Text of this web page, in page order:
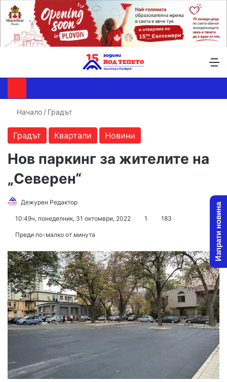
Начало / Градът
Градът Квартали Новини
Нов паркинг за жителите на
„Северен“
Дежурен Редактор
10:49ч, понеделник, 31 октомври, 2022 1 183
Преди по-малко от минута Изпрати новина